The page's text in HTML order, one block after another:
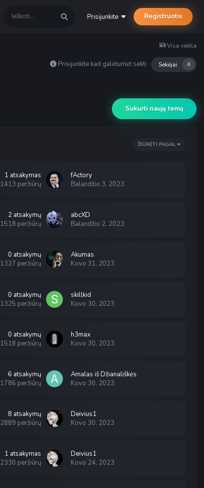
Prisijunkite Registruotis
Visa veikla
Prisijunkite kad galėtumėt sekti Sekėjai 6
Sukurti naują temą
ŽIŪRĖTI PAGAL
1 atsakymas
1413 peržiūrų
fActory
Balandžio 3, 2023
2 atsakymų
1518 peržiūrų
abcXD
Balandžio 2, 2023
0 atsakymų
1327 peržiūrų
Akumas
Kovo 31, 2023
0 atsakymų
1325 peržiūrų
skillkid
Kovo 30, 2023
0 atsakymų
1518 peržiūrų
h3max
Kovo 30, 2023
6 atsakymų
1786 peržiūrų
Amalas iš Džianališkės
Kovo 30, 2023
8 atsakymų
2889 peržiūrų
Deivius1
Kovo 30, 2023
1 atsakymas
2330 peržiūrų
Deivius1
Kovo 24, 2023